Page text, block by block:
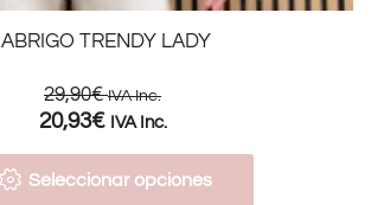
ABRIGO TRENDY LADY
29,90€ IVA Inc.
20,93€ IVA Inc.
Seleccionar opciones